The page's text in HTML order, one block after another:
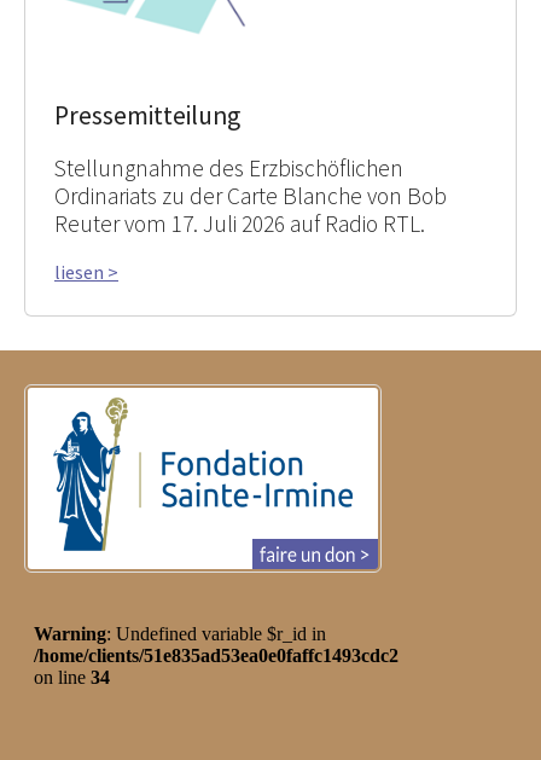
Pressemitteilung
Stellungnahme des Erzbischöflichen
Ordinariats zu der Carte Blanche von Bob
Reuter vom 17. Juli 2026 auf Radio RTL.
liesen >